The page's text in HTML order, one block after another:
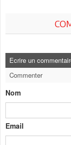
Ecrire un
Commenter
Nom
Email